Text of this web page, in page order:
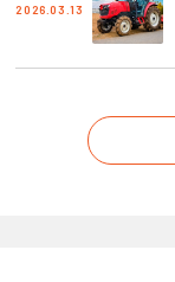
2026.03.13